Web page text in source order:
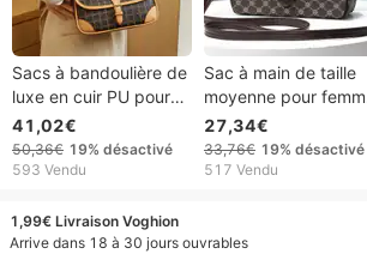
Sacs à bandoulière de
luxe en cuir PU pour
femmes, sacs à main
et sacs à main de
couleur contrastée
41,02€
50,36€ 19% désactivé
593 Vendu
Sac à main de taille
moyenne pour
sacoche de créateur,
sac à bandoulière de
luxe en cuir PU avec
27,34€
33,76€ 19% désactivé
517 Vendu
1,99€ Livraison Voghion
Arrive dans 18 à 30 jours ouvrables